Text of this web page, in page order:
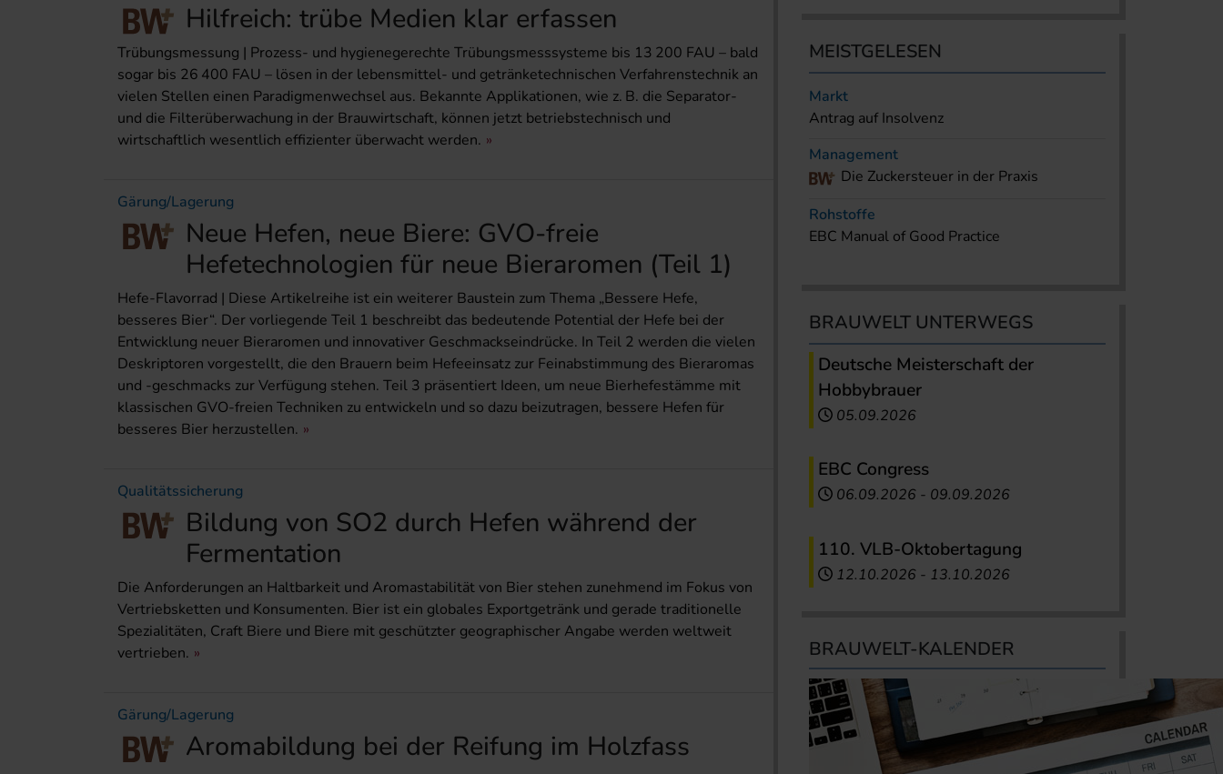
Hilfreich: trübe Medien klar erfassen
Trübungsmessung | Prozess- und hygienegerechte Trübungs­messsysteme bis 13 200 FAU – bald
sogar bis 26 400 FAU – lösen in der lebensmittel- und getränketechnischen Verfahrenstechnik an
vielen Stellen einen Paradigmenwechsel aus. Bekannte Applika­tionen, wie z. B. die Separator-
und die Filterüberwachung in der Brauwirtschaft, können jetzt betriebstechnisch und
wirtschaftlich wesentlich effizienter überwacht werden.
Gärung/Lagerung
Neue Hefen, neue Biere: GVO-freie
Hefetechnologien für neue Bieraromen (Teil 1)
Hefe-Flavorrad | Diese Artikelreihe ist ein weiterer Baustein zum Thema „Bessere Hefe,
besseres Bier“. Der vorliegende Teil 1 beschreibt das bedeutende Potential der Hefe bei der
Entwicklung neuer Bieraromen und innovativer Geschmackseindrücke. In Teil 2 werden die vielen
Deskriptoren vorgestellt, die den Brauern beim Hefeeinsatz zur Feinabstimmung des Bieraromas
und -geschmacks zur Verfügung stehen. Teil 3 präsentiert Ideen, um neue Bierhefestämme mit
klassischen GVO-freien Techniken zu entwickeln und so dazu beizutragen, bessere Hefen für
besseres Bier herzustellen.
Qualitätssicherung
Bildung von SO2 durch Hefen während der
Fermentation
Die Anforderungen an Haltbarkeit und Aromastabilität von Bier stehen zunehmend im Fokus von
Vertriebsketten und Konsumenten. Bier ist ein globales Exportgetränk und gerade traditionelle
Spezialitäten, Craft Biere und Biere mit geschützter geographischer Angabe werden weltweit
vertrieben.
Gärung/Lagerung
Aromabildung bei der Reifung im Holzfass
MEISTGELESEN
Markt
Antrag auf Insolvenz
Management
Die Zuckersteuer in der Praxis
Rohstoffe
EBC Manual of Good Practice
BRAUWELT UNTERWEGS
Deutsche Meisterschaft der
Hobbybrauer
05.09.2026
EBC Congress
06.09.2026 - 09.09.2026
110. VLB-Oktobertagung
12.10.2026 - 13.10.2026
BRAUWELT-KALENDER